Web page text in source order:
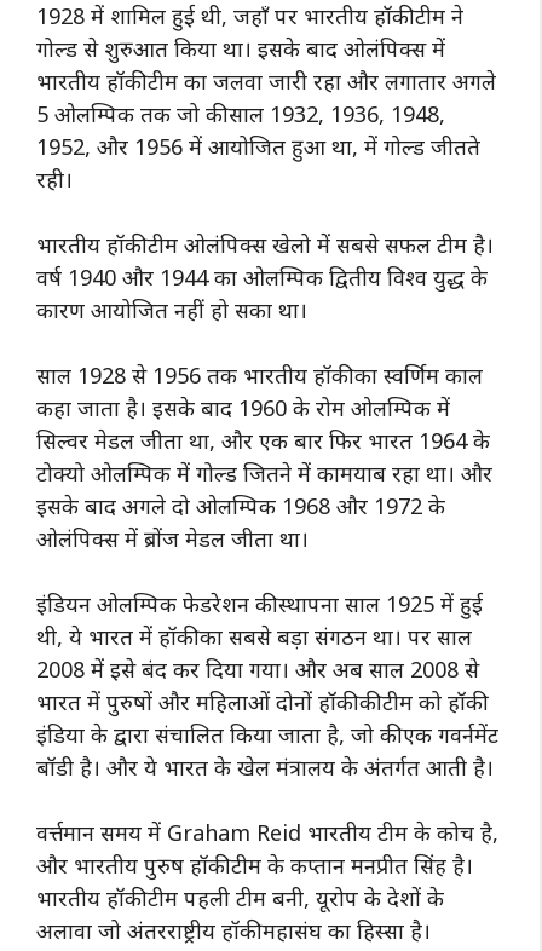
1928 में शामिल हुई थी, जहाँ पर भारतीय हॉकी टीम ने
गोल्ड से शुरुआत किया था। इसके बाद ओलंपिक्स में
भारतीय हॉकी टीम का जलवा जारी रहा और लगातार अगले
5 ओलम्पिक तक जो की साल 1932, 1936, 1948,
1952, और 1956 में आयोजित हुआ था, में गोल्ड जीतते
रही।
भारतीय हॉकी टीम ओलंपिक्स खेलो में सबसे सफल टीम है।
वर्ष 1940 और 1944 का ओलम्पिक द्वितीय विश्व युद्ध के
कारण आयोजित नहीं हो सका था।
साल 1928 से 1956 तक भारतीय हॉकी का स्वर्णिम काल
कहा जाता है। इसके बाद 1960 के रोम ओलम्पिक में
सिल्वर मेडल जीता था, और एक बार फिर भारत 1964 के
टोक्यो ओलम्पिक में गोल्ड जितने में कामयाब रहा था। और
इसके बाद अगले दो ओलम्पिक 1968 और 1972 के
ओलंपिक्स में ब्रोंज मेडल जीता था।
इंडियन ओलम्पिक फेडरेशन की स्थापना साल 1925 में हुई
थी, ये भारत में हॉकी का सबसे बड़ा संगठन था। पर साल
2008 में इसे बंद कर दिया गया। और अब साल 2008 से
भारत में पुरुषों और महिलाओं दोनों हॉकी की टीम को हॉकी
इंडिया के द्वारा संचालित किया जाता है, जो की एक गवर्नमेंट
बॉडी है। और ये भारत के खेल मंत्रालय के अंतर्गत आती है।
वर्त्तमान समय में Graham Reid भारतीय टीम के कोच है,
और भारतीय पुरुष हॉकी टीम के कप्तान मनप्रीत सिंह है।
भारतीय हॉकी टीम पहली टीम बनी, यूरोप के देशों के
अलावा जो अंतरराष्ट्रीय हॉकी महासंघ का हिस्सा है।